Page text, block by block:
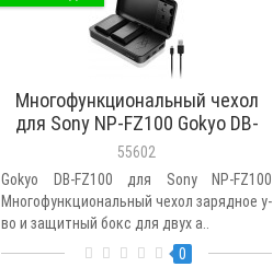
Многофункциональный чехол
для Sony NP-FZ100 Gokyo DB-
FZ100
55602
Gokyo DB-FZ100 для Sony NP-FZ100
Многофункциональный чехол зарядное у-
во и защитный бокс для двух а..
0